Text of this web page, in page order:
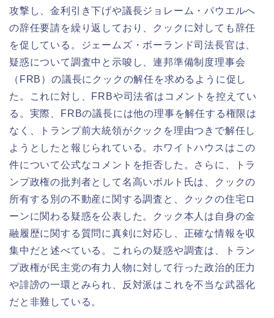
攻撃し、金利引き下げや議長ジョレーム・パウエルへ
の辞任要請を繰り返しており、クックに対しても辞任
を促している。ジェームズ・ボーランド司法長官は、
疑惑について調査中と示唆し、連邦準備制度理事会
（FRB）の議長にクックの解任を求めるように促し
た。これに対し、FRBや司法省はコメントを控えてい
る。実際、FRBの議長には他の理事を解任する権限は
なく、トランプ前大統領がクックを理由つきで解任し
ようとしたと報じられている。ホワイトハウスはこの
件について公式なコメントを拒否した。さらに、トラ
ンプ政権の批判者として名高いボルト氏は、クックの
所有する別の不動産に関する調査と、クックの住宅ロ
ーンに関わる疑惑を公表した。クック本人は自身の金
融履歴に関する質問に真剣に対応し、正確な情報を収
集中だと述べている。これらの疑惑や調査は、トラン
プ政権が民主党の有力人物に対して行った政治的圧力
や誹謗の一環とみられ、反対派はこれを不当な武器化
だと非難している。